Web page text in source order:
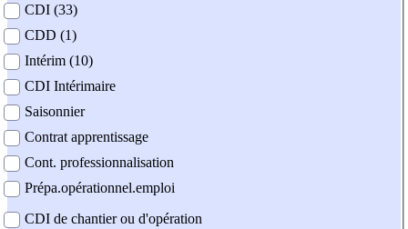
contrat
CDI (33)
CDD (1)
Intérim (10)
CDI Intérimaire
Saisonnier
Contrat apprentissage
Cont. professionnalisation
Prépa.opérationnel.emploi
CDI de chantier ou d'opération